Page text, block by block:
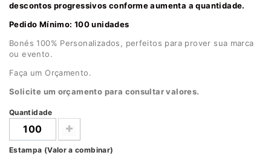
descontos progressivos conforme aumenta a quantidade.
Pedido Mínimo: 100 unidades
Bonés 100% Personalizados, perfeitos para prover sua marca
ou evento.
Faça um Orçamento.
Solicite um orçamento para consultar valores.
Quantidade
Estampa (Valor a combinar)